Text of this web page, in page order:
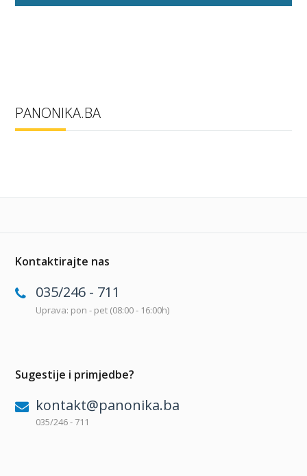
PANONIKA.BA
Kontaktirajte nas
035/246 - 711
Uprava: pon - pet (08:00 - 16:00h)
Sugestije i primjedbe?
kontakt@panonika.ba
035/246 - 711